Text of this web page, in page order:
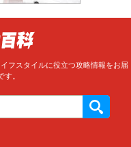
フスタイルに役立つ攻略情報をお届
。